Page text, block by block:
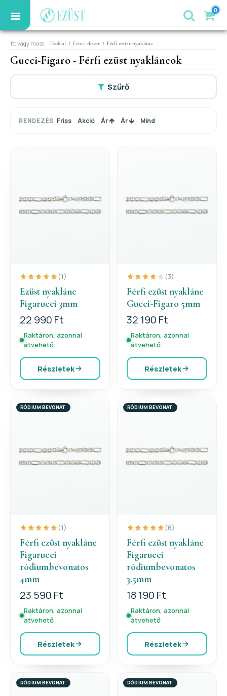
0
Itt vagy most: Főoldal / Ezüst ékszer / Férfi ezüst nyaklánc
Gucci-Figaro - Férfi ezüst nyakláncok
Szűrő
RENDEZÉS Friss Akció Ár Ár Mind
(1)
Ezüst nyaklánc
Figarucci 3mm
22 990 Ft
Raktáron, azonnal
átvehető
Részletek
(3)
Férfi ezüst nyaklánc
Gucci-Figaro 5mm
32 190 Ft
Raktáron, azonnal
átvehető
Részletek
RÓDIUM BEVONAT
(1)
Férfi ezüst nyaklánc
Figarucci
ródiumbevonatos
4mm
23 590 Ft
Raktáron, azonnal
átvehető
Részletek
RÓDIUM BEVONAT
(6)
Férfi ezüst nyaklánc
Figarucci
ródiumbevonatos
3.5mm
18 190 Ft
Raktáron, azonnal
átvehető
Részletek
RÓDIUM BEVONAT RÓDIUM BEVONAT